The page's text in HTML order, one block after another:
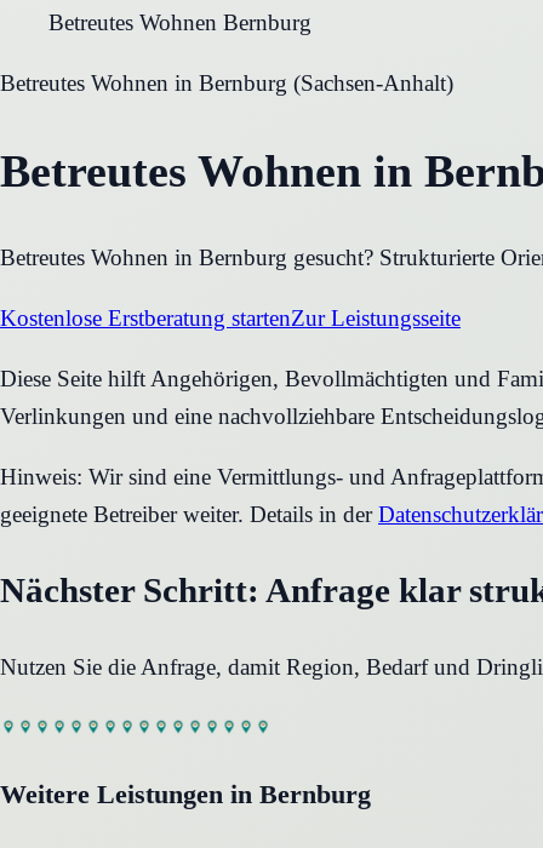
Betreutes Wohnen Bernburg
Betreutes Wohnen in Bernburg (Sachsen-Anhalt)
Betreutes Wohnen in
Betreutes Wohnen in Bernburg gesucht? Strukturierte
Kostenlose Erstberatung startenZur Leistungsseite
Diese Seite hilft Angehörigen, Bevollmächtigten und
Verlinkungen und eine nachvollziehbare
Hinweis: Wir sind eine Vermittlungs- und
geeignete Betreiber weiter. Details in der
Nächster Schritt: Anfrage klar
Nutzen Sie die Anfrage, damit Region, Bedarf und
Weitere Leistungen in Bernburg